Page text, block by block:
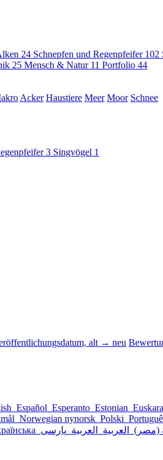
24 Schnepfen und Regenpfeifer 102
25 Mensch & Natur 11 Portfolio 44
Acker Haustiere Meer Moor Schnee
3 Singvögel 1
alt → neu
Español Esperanto Estonian Euskara
Norwegian nynorsk Polski
(مصر) العربية العربية پارسی